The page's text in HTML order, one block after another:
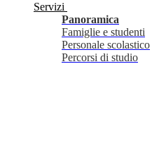
Servizi
Panoramica
Famiglie e studenti
Personale scolastico
Percorsi di studio